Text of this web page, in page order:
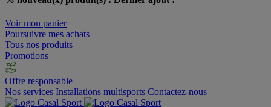
Voir mon panier
Poursuivre mes achats
Tous nos produits
Promotions
Offre responsable
Nos services Installations multisports Contactez-nous